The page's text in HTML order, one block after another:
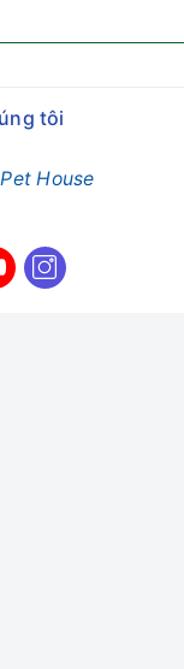
tôi
House